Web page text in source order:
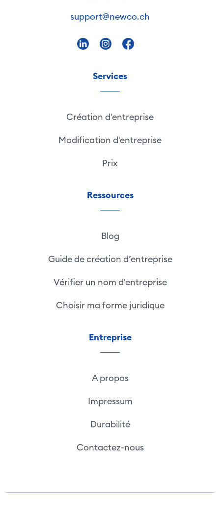
support@newco.ch
Services
Création d'entreprise
Modification d'entreprise
Prix
Ressources
Blog
Guide de création d’entreprise
Vérifier un nom d'entreprise
Choisir ma forme juridique
Entreprise
A propos
Impressum
Durabilité
Contactez-nous